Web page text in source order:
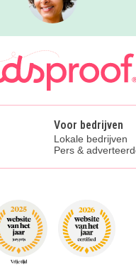
Voor bedrijven
Lokale bedrijven
Pers &